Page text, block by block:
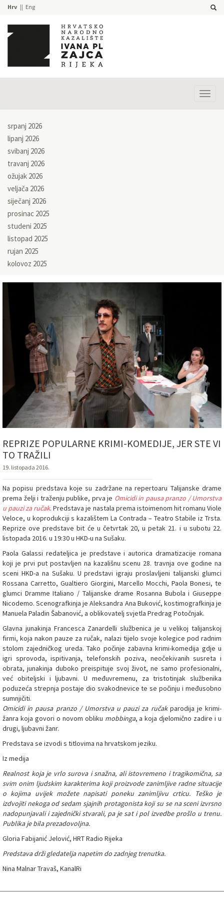
Hrv Eng
srpanj 2026
lipanj 2026
svibanj 2026
travanj 2026
ožujak 2026
veljača 2026
siječanj 2026
prosinac 2025
studeni 2025
listopad 2025
rujan 2025
kolovoz 2025
REPRIZE POPULARNE KRIMI-KOMEDIJE, JER STE VI
TO TRAŽILI
19. listopada 2016.
Na popisu predstava koje su zadržane na repertoaru Talijanske drame
prema želji i traženju publike, prva je Omicidi in pausa pranzo / Umorstva
u pauzi za ručak. Predstava je nastala prema istoimenom hit romanu Viole
Veloce, u koprodukciji s kazalištem La Contrada – Teatro Stabile iz Trsta.
Reprize ove predstave bit će u četvrtak 20, u petak 21. i u subotu 22.
listopada 2016. u 19:30 u HKD-u na Sušaku.
Paola Galassi redateljica je predstave i autorica dramatizacije romana
koji je prvi put postavljen na kazališnu scenu 28. travnja ove godine na
sceni HKD-a na Sušaku. U predstavi igraju proslavljeni talijanski glumci
Rossana Carretto, Gualtiero Giorgini, Marcello Mocchi, Paola Bonesi, te
glumci Dramme Italiano / Talijanske drame Rosanna Bubola i Giuseppe
Nicodemo. Scenografkinja je Aleksandra Ana Buković, kostimografkinja je
Manuela Paladin Šabanović, a oblikovatelj svjetla Predrag Potočnjak.
Glavna junakinja Francesca Zanardelli službenica je u velikoj talijanskoj
firmi, koja nakon pauze za ručak, nalazi tijelo svoje kolegice pod radnim
stolom zajedničkog ureda. Tako počinje zabavna krimi-komedija gdje u
igri sprovoda, ispitivanja, telefonskih poziva, neočekivanih susreta i
obrata, junakinja duboko preispituje svoj život, ne samo profesionalni,
već obiteljski i ljubavni. U međuvremenu, za tristotinjak službenika
poduzeća strepnja postaje dio svakodnevice te se počinju i međusobno
sumnjičiti.
Omicidi in pausa pranzo / Umorstva u pauzi za ručakparodija je krimi-
žanra koja govori o novom obliku mobbinga, a koja djelomično zadire i u
drugi, ljubavni žanr.
Predstava se izvodi s titlovima na hrvatskom jeziku.
Iz medija
Realnost koja je vrlo surova i snažna, ali istovremeno i tragikomična, sa
svim onim ljudskim karakterima koji proizvode zanimljive radne situacije
o kojima uvijek možete napisati poneku zanimljivu crticu. Teško je
izdvojiti nekoga od sedam sjajnih protagonista koji su se na sceni izvrsno
nadopunjavali i zajednički stvarali, pa je sat i pol izvedbe prošlo u trenu.
Publika je bila prezadovoljna.
Gloria Fabijanić Jelović, HRT Radio Rijeka
Predstava drži gledatelja napetim do zadnjeg trenutka.
Nina Malnar Travaš, KanalRi